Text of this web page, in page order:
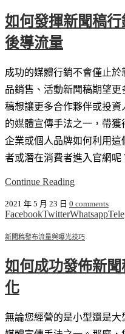
如何發揮新聞稿
後導流量
成功的媒體行銷不會僅止
品銷售、活動新聞稿期望
稿想讓更多合作夥伴或投
的媒體宣傳手法之一，帶
企業或個人品牌如何利用
者或潛在消費者進入官網呢
Continue Reading
2021 年 5 月 23 日 0 comments
FacebookTwitterWhatsapp
新聞稿發布流量與曝光技巧
如何成功發佈新
化
無論您經營的是小型還是